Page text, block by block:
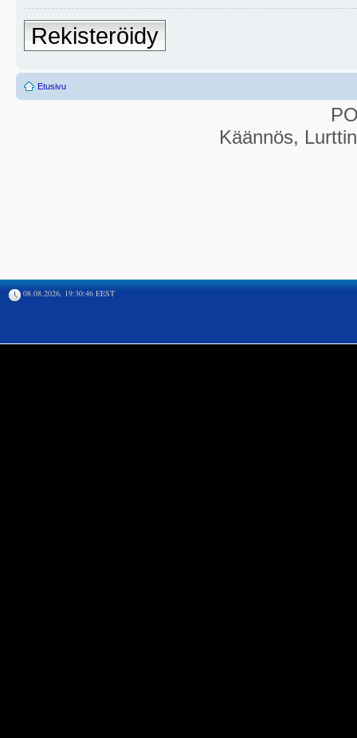
Rekisteröidy
Etusivu
Käännös,
08.08.2026, 19:30:46 EEST